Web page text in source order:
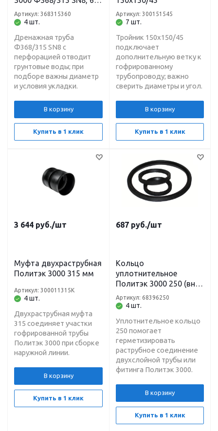
м, с перфорацией
4 шт.
Артикул: 368315360
Дренажная труба
Ф368/315 SN8 с
перфорацией отводит
грунтовые воды; при
подборе важны диаметр
и условия укладки.
В корзину
Купить в 1 клик
7 шт.
Артикул: 300151545
Тройник 150х150/45
подключает
дополнительную ветку к
гофрированному
трубопроводу; важно
сверить диаметры и угол.
В корзину
Купить в 1 клик
3 644 руб./шт
Муфта двухраструбная
Политэк 3000 315 мм
4 шт.
Артикул: 300011315К
Двухраструбная муфта
315 соединяет участки
гофрированной трубы
Политэк 3000 при сборке
наружной линии.
В корзину
Купить в 1 клик
687 руб./шт
Кольцо
уплотнительное
Политэк 3000 250 (вн/
нар)
4 шт.
Артикул: 68396250
Уплотнительное кольцо
250 помогает
герметизировать
раструбное соединение
двухслойной трубы или
фитинга Политэк 3000.
В корзину
Купить в 1 клик